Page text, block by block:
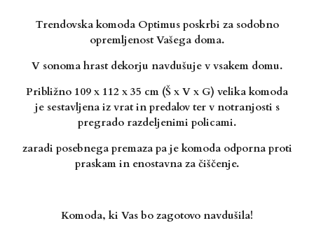
Trendovska komoda Optimus poskrbi za sodobno
opremljenost Vašega doma.
V sonoma hrast dekorju navdušuje v vsakem domu.
Približno 109 x 112 x 35 cm (Š x V x G) velika komoda
je sestavljena iz vrat in predalov ter v notranjosti s
pregrado razdeljenimi policami.
zaradi posebnega premaza pa je komoda odporna proti
praskam in enostavna za čiščenje.
Komoda, ki Vas bo zagotovo navdušila!